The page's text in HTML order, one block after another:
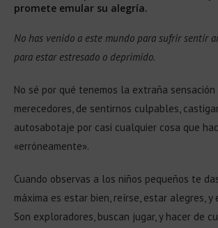
promete emular su alegría.
No has venido a este mundo para sufrir sentir
para estar estresado o deprimido.
No sé por qué tenemos la extraña
merecedores, de sentirnos culpables,
autosabotaje por casi cualquier cosa que
«erróneamente».
Cuando observas a los niños pequeños te
máxima es estar bien, reírse, estar alegres, y
Son exploradores, buscan jugar, y hacer de